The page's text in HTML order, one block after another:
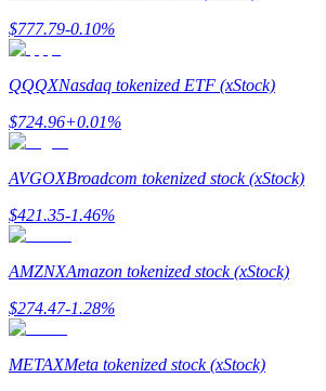
Zaproś przyjaciela, aby otrzymać
BTC Welcome Rewards
BTC Welcome Rewards
$777.79-0.10%
QQQXNasdaq tokenized ETF (xStock)
$724.96+0.01%
AVGOXBroadcom tokenized stock (xStock)
$421.35-1.46%
AMZNXAmazon tokenized stock (xStock)
$274.47-1.28%
METAXMeta tokenized stock (xStock)